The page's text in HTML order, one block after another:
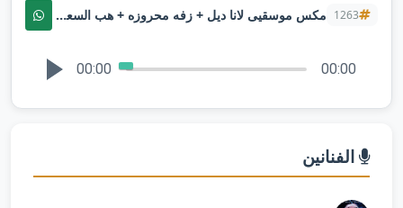
1263 مكس موسقيى لانا ديل + زفه محروزه + هب السعد نوال الكويتيه
00:00 00:00
الفنانين